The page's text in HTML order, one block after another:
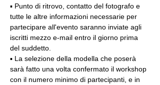
▪️ Punto di ritrovo, contatto del fotografo e
tutte le altre informazioni necessarie per
partecipare all'evento saranno inviate agli
iscritti mezzo e-mail entro il giorno prima
del suddetto.
▪️ La selezione della modella che poserà
sarà fatto una volta confermato il workshop
con il numero minimo di partecipanti, e in